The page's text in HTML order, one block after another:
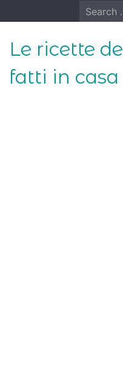
to
Search
for:
Le ricette
fatti in casa